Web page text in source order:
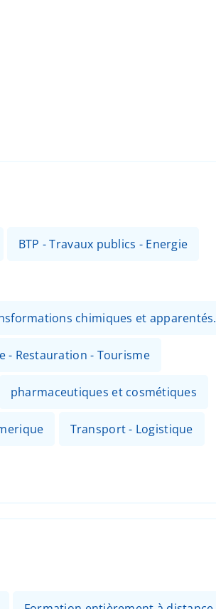
BTP - Travaux publics - Energie
chimiques et apparentés.
- Restauration - Tourisme
pharmaceutiques et cosmétiques
Transport - Logistique